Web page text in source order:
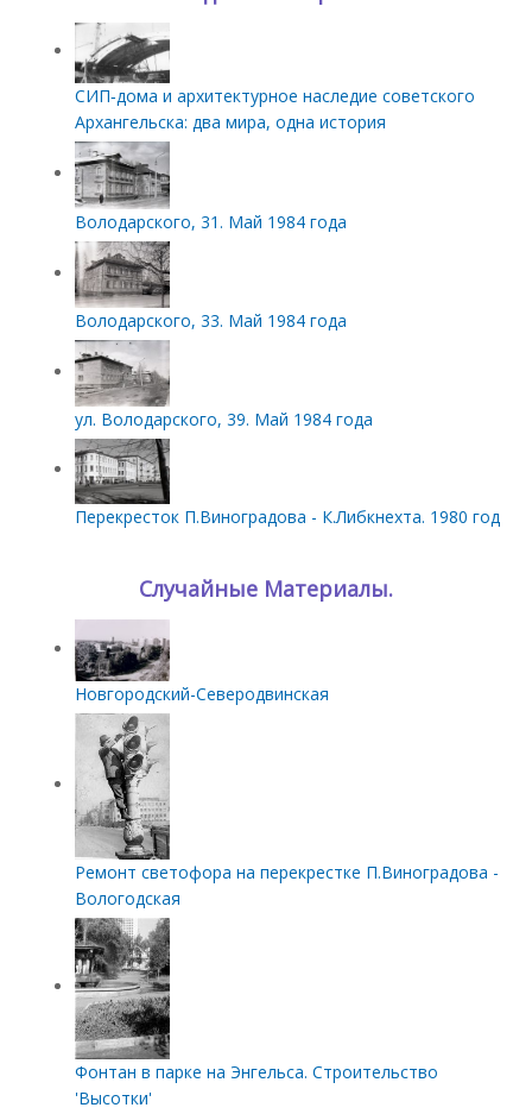
СИП‑дома и архитектурное наследие советского
Архангельска: два мира, одна история
Володарского, 31. Май 1984 года
Володарского, 33. Май 1984 года
ул. Володарского, 39. Май 1984 года
Перекресток П.Виноградова - К.Либкнехта. 1980 год
Случайные Материалы.
Новгородский-Северодвинская
Ремонт светофора на перекрестке П.Виноградова -
Вологодская
Фонтан в парке на Энгельса. Строительство
'Высотки'